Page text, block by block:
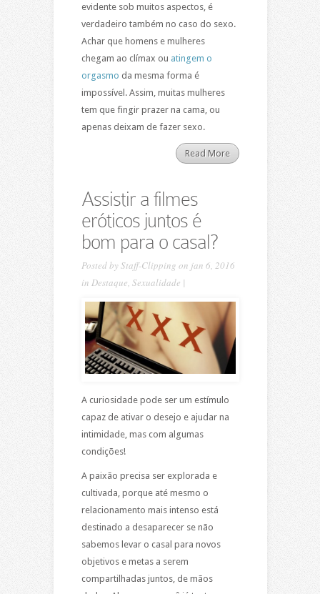
evidente sob muitos aspectos, é
verdadeiro também no caso do sexo.
Achar que homens e mulheres
chegam ao clímax ou atingem o
orgasmo da mesma forma é
impossível. Assim, muitas mulheres
tem que fingir prazer na cama, ou
apenas deixam de fazer sexo.
Read More
Assistir a filmes
eróticos juntos é
bom para o casal?
Posted byStaff-Clipping on jan 6, 2016
in Destaque, Sexualidade |
A curiosidade pode ser um estímulo
capaz de ativar o desejo e ajudar na
intimidade, mas com algumas
condições!
A paixão precisa ser explorada e
cultivada, porque até mesmo o
relacionamento mais intenso está
destinado a desaparecer se não
sabemos levar o casal para novos
objetivos e metas a serem
compartilhadas juntos, de mãos